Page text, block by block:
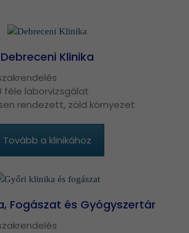
Debreceni Klinika
féle laborvizsgálat
rendezett, zöld környezet
Tovább a klinikához
Fogászat és Gyógyszertár